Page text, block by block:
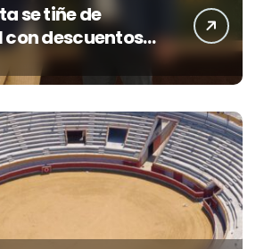
se tiñe de
descuentos
homenaje al